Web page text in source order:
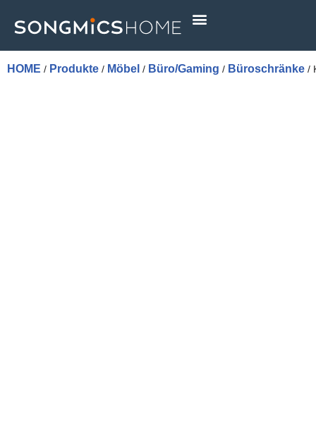
Skip
to
HOME / Produkte / Möbel / Büro/Gaming / Büroschränke /